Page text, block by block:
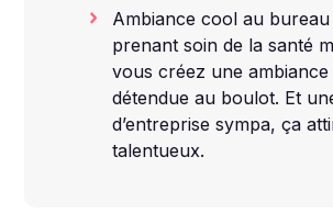
Ambiance cool au bureau
prenant soin de la santé
vous créez une ambiance
détendue au boulot. Et
d’entreprise sympa, ça
talentueux.